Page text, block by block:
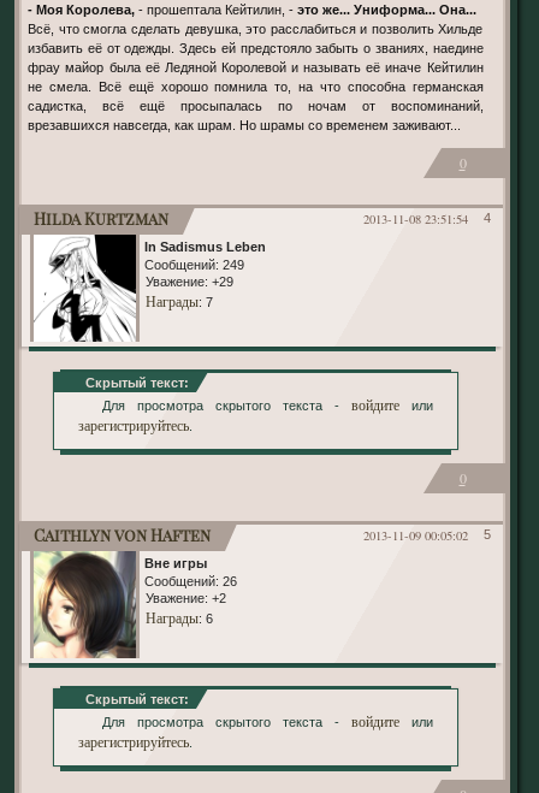
- Моя Королева, - прошептала Кейтилин, -это же... Униформа... Она...
Всё, что смогла сделать девушка, это расслабиться и позволить Хильде
избавить её от одежды. Здесь ей предстояло забыть о званиях, наедине
фрау майор была её Ледяной Королевой и называть её иначе Кейтилин
не смела. Всё ещё хорошо помнила то, на что способна германская
садистка, всё ещё просыпалась по ночам от воспоминаний,
врезавшихся навсегда, как шрам. Но шрамы со временем заживают...
0
4
2013-11-08 23:51:54
Hilda Kurtzman
In Sadismus Leben
Сообщений: 249
Уважение: +29
Награды: 7
Скрытый текст:
Для просмотра скрытого текста -войдите или
зарегистрируйтесь.
0
5
2013-11-09 00:05:02
Caithlyn von Haften
Вне игры
Сообщений: 26
Уважение: +2
Награды: 6
Скрытый текст:
Для просмотра скрытого текста -войдите или
зарегистрируйтесь.